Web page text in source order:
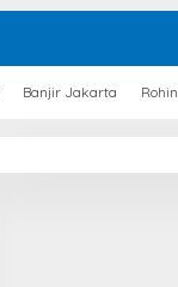
Banjir Jakarta